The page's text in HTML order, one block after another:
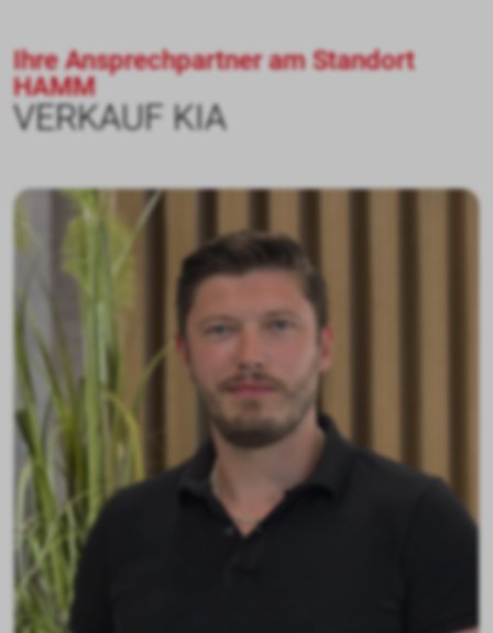
VERKAUF KIA
Ihre Ansprechpartner am Standort
HAMM